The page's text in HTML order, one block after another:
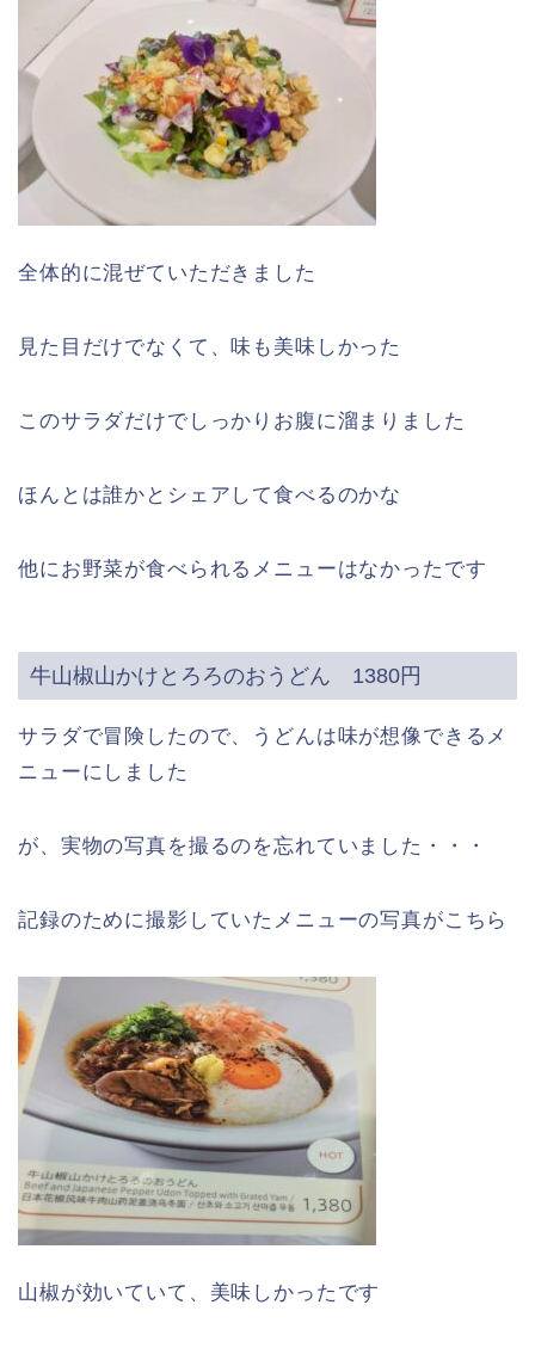
全体的に混ぜていただきました
見た目だけでなくて、味も美味しかった
このサラダだけでしっかりお腹に溜まりました
ほんとは誰かとシェアして食べるのかな
他にお野菜が食べられるメニューはなかったです
牛山椒山かけとろろのおうどん 1380円
サラダで冒険したので、うどんは味が想像できるメ
ニューにしました
が、実物の写真を撮るのを忘れていました・・・
記録のために撮影していたメニューの写真がこちら
山椒が効いていて、美味しかったです